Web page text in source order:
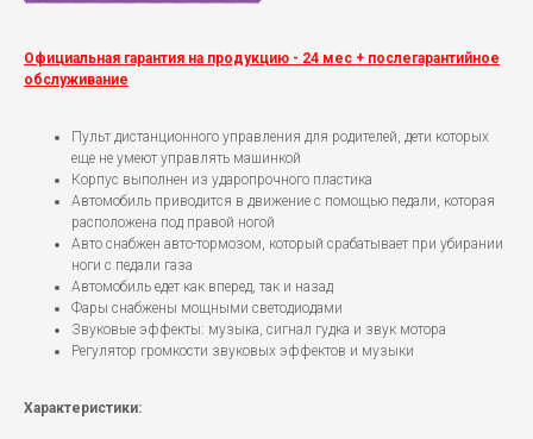
Официальная гарантия на продукцию - 24 мес + послегарантийное
обслуживание
Пульт дистанционного управления для родителей, дети которых
еще не умеют управлять машинкой
Корпус выполнен из ударопрочного пластика
Автомобиль приводится в движение с помощью педали, которая
расположена под правой ногой
Авто снабжен авто-тормозом, который срабатывает при убирании
ноги с педали газа
Автомобиль едет как вперед, так и назад
Фары снабжены мощными светодиодами
Звуковые эффекты: музыка, сигнал гудка и звук мотора
Регулятор громкости звуковых эффектов и музыки
Характеристики: